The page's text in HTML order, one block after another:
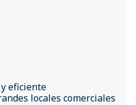
eficiente
locales comerciales